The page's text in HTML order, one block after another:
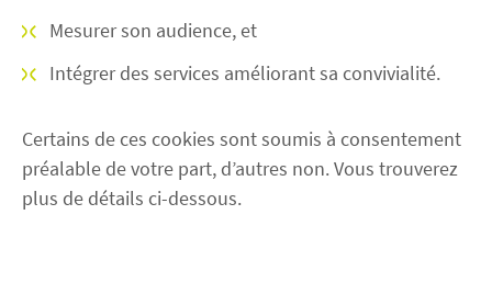
Actemium dans le monde
Rejoignez nos équipes
Mesurer son audience, et
Intégrer des services améliorant sa convivialité.
Certains de ces cookies sont soumis à consentement
préalable de votre part, d’autres non. Vous trouverez
plus de détails ci-dessous.